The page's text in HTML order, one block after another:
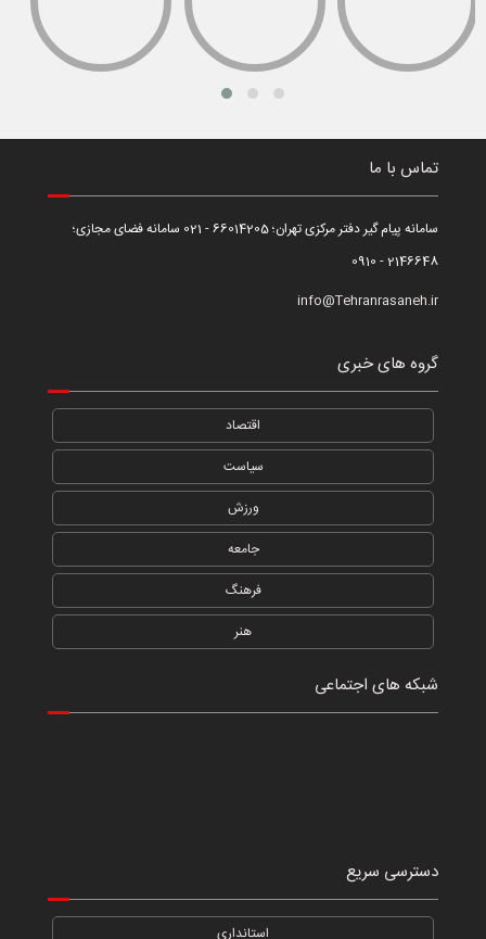
تماس با ما
سامانه پیام گیر دفتر مرکزی تهران؛ 66014205 - 021 سامانه فضای مجازی؛
2146648 - 0910
info@Tehranrasaneh.ir
گروه های خبری
اقتصاد
سیاست
ورزش
جامعه
فرهنگ
هنر
شبکه های اجتماعی
دسترسی سریع
استانداری